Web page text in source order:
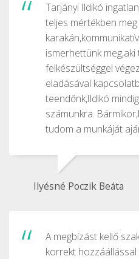
Tarjányi Ildikó
teljes mértékben
ismerhettünk
felkészültséggel
eladásával
teendőnk,Ildikó
számunkra.
tudom a munkáját
Ilyésné Poczik Beáta
A megbízást kellő
korrekt